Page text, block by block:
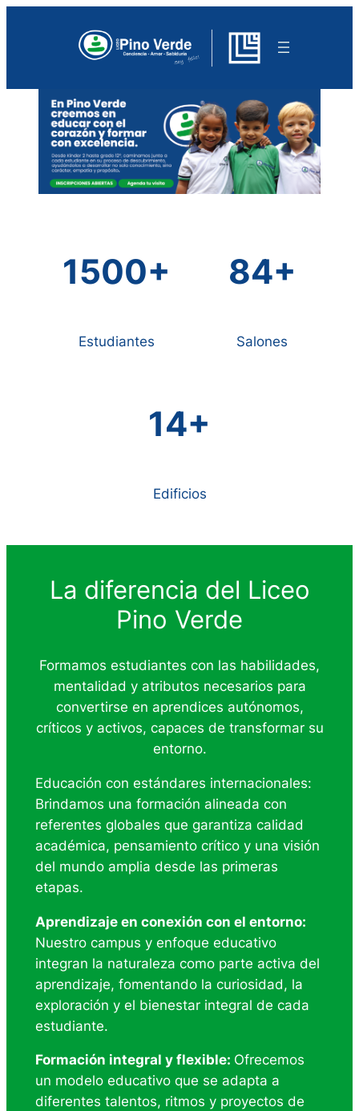
1500+
Estudiantes
84+
Salones
14+
Edificios
La diferencia del Liceo
Pino Verde
Formamos estudiantes con las habilidades,
mentalidad y atributos necesarios para
convertirse en aprendices autónomos,
críticos y activos, capaces de transformar su
entorno.
Educación con estándares internacionales:
Brindamos una formación alineada con
referentes globales que garantiza calidad
académica, pensamiento crítico y una visión
del mundo amplia desde las primeras
etapas.
Aprendizaje en conexión con el entorno:
Nuestro campus y enfoque educativo
integran la naturaleza como parte activa del
aprendizaje, fomentando la curiosidad, la
exploración y el bienestar integral de cada
estudiante.
Formación integral y flexible: Ofrecemos
un modelo educativo que se adapta a
diferentes talentos, ritmos y proyectos de